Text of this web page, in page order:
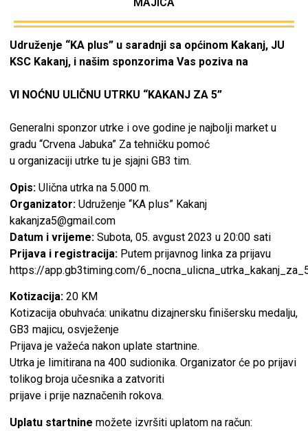
Udruženje “KA plus” u saradnji sa općinom Kakanj, JU
KSC Kakanj, i našim sponzorima Vas poziva na
VI NOĆNU ULIČNU UTRKU “KAKANJ ZA 5”
Generalni sponzor utrke i ove godine je najbolji market u
gradu “Crvena Jabuka” Za tehničku pomoć
u organizaciji utrke tu je sjajni GB3 tim.
Opis: Ulična utrka na 5.000 m.
Organizator:Udruženje “KA plus” Kakanj
kakanjza5@gmail.com
Datum i vrijeme: Subota, 05. avgust 2023 u 20:00 sati
Prijava i registracija: Putem prijavnog linka za prijavu
https://app.gb3timing.com/
Kotizacija: 20 KM
Kotizacija obuhvaća: unikatnu dizajnersku finišersku medalju,
GB3 majicu, osvježenje
Prijava je važeća nakon uplate startnine.
Utrka je limitirana na 400 sudionika. Organizator će po prijavi
tolikog broja učesnika a zatvoriti
prijave i prije naznačenih rokova.
Uplatu startnine možete izvršiti uplatom na račun: